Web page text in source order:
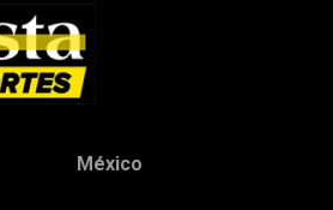
México